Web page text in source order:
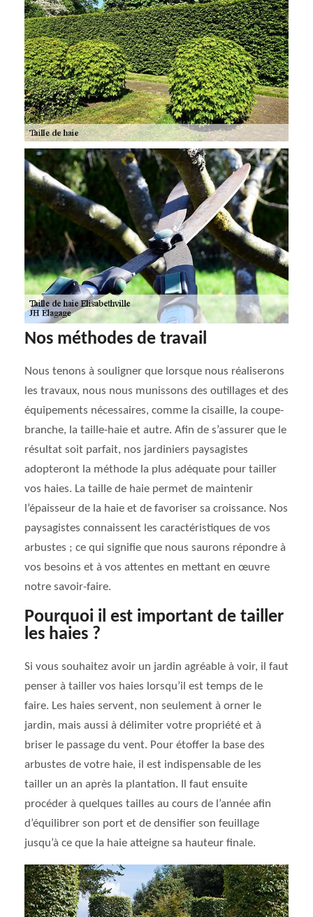
Nos méthodes de travail
Nous tenons à souligner que lorsque nous réaliserons
les travaux, nous nous munissons des outillages et des
équipements nécessaires, comme la cisaille, la coupe-
branche, la taille-haie et autre. Afin de s’assurer que le
résultat soit parfait, nos jardiniers paysagistes
adopteront la méthode la plus adéquate pour tailler
vos haies. La taille de haie permet de maintenir
l’épaisseur de la haie et de favoriser sa croissance. Nos
paysagistes connaissent les caractéristiques de vos
arbustes ; ce qui signifie que nous saurons répondre à
vos besoins et à vos attentes en mettant en œuvre
notre savoir-faire.
Pourquoi il est important de tailler
les haies ?
Si vous souhaitez avoir un jardin agréable à voir, il faut
penser à tailler vos haies lorsqu’il est temps de le
faire. Les haies servent, non seulement à orner le
jardin, mais aussi à délimiter votre propriété et à
briser le passage du vent. Pour étoffer la base des
arbustes de votre haie, il est indispensable de les
tailler un an après la plantation. Il faut ensuite
procéder à quelques tailles au cours de l’année afin
d’équilibrer son port et de densifier son feuillage
jusqu’à ce que la haie atteigne sa hauteur finale.